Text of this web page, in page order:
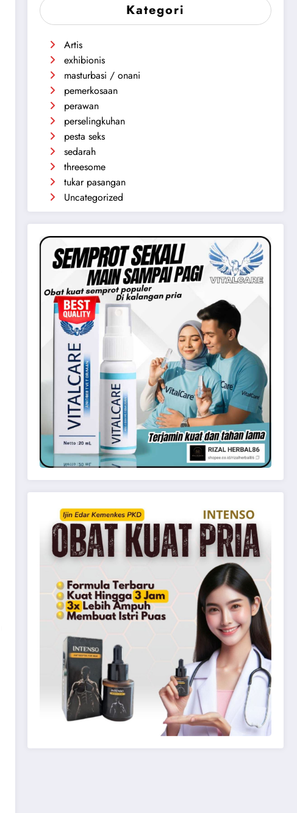
Kategori
Artis
exhibionis
masturbasi / onani
pemerkosaan
perawan
perselingkuhan
pesta seks
sedarah
threesome
tukar pasangan
Uncategorized